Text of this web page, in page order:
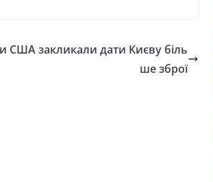
США закликали дати Києву біль
ше зброї